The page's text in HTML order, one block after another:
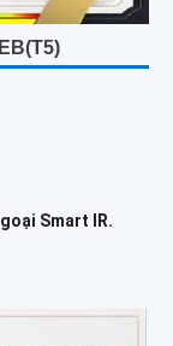
Smart IR.